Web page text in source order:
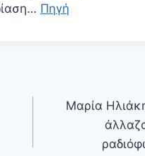
Πηγή
Μαρία